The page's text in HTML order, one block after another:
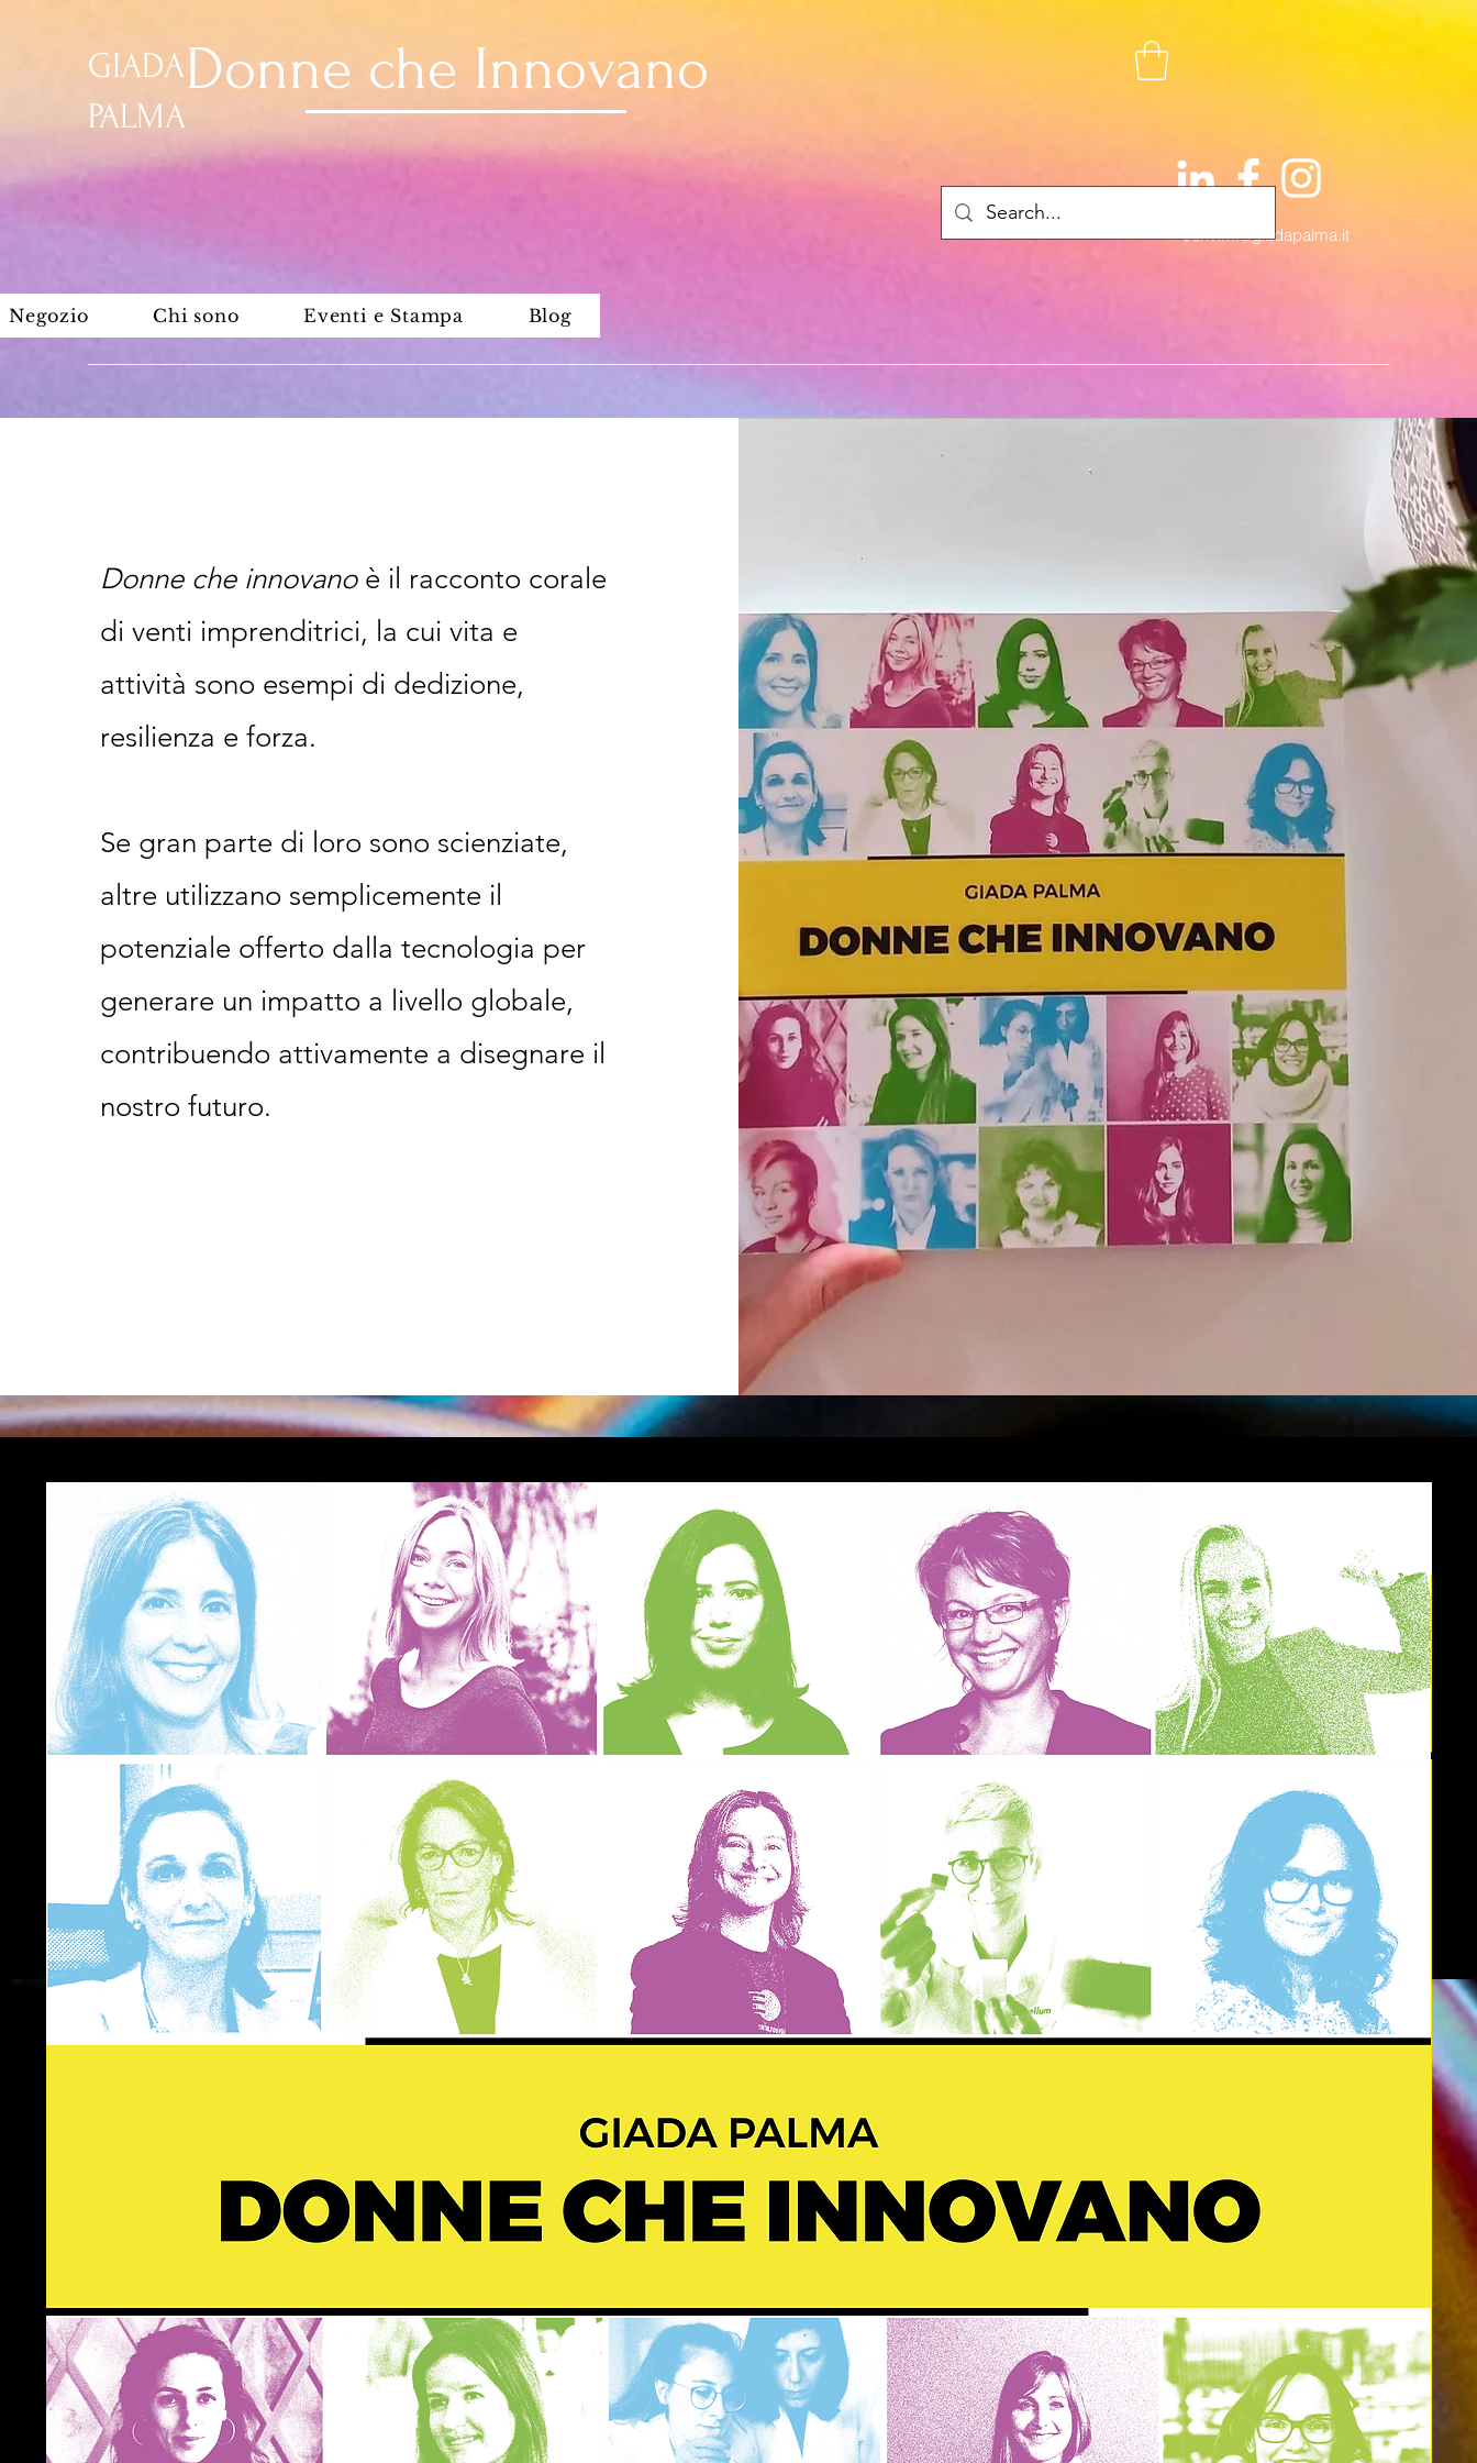
GIADA
PALMA
Donne che Innovano
scrivimi@giadapalma.it
Negozio Chi sono Eventi e Stampa Blog
Donne che innovanoè il racconto corale
di venti imprenditrici, la cui vita e
attività sono esempi di dedizione,
resilienza e forza.
Se gran parte di loro sono scienziate,
altre utilizzano semplicemente il
potenziale offerto dalla tecnologia per
generare un impatto a livello globale,
contribuendo attivamente a disegnare il
nostro futuro.